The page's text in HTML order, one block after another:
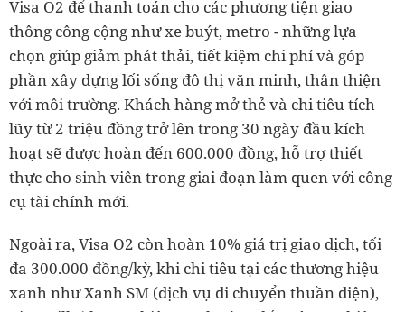
Visa O2 để thanh toán cho các phương tiện giao
thông công cộng như xe buýt, metro - những lựa
chọn giúp giảm phát thải, tiết kiệm chi phí và góp
phần xây dựng lối sống đô thị văn minh, thân thiện
với môi trường. Khách hàng mở thẻ và chi tiêu tích
lũy từ 2 triệu đồng trở lên trong 30 ngày đầu kích
hoạt sẽ được hoàn đến 600.000 đồng, hỗ trợ thiết
thực cho sinh viên trong giai đoạn làm quen với công
cụ tài chính mới.
Ngoài ra, Visa O2 còn hoàn 10% giá trị giao dịch, tối
đa 300.000 đồng/kỳ, khi chi tiêu tại các thương hiệu
xanh như Xanh SM (dịch vụ di chuyển thuần điện),